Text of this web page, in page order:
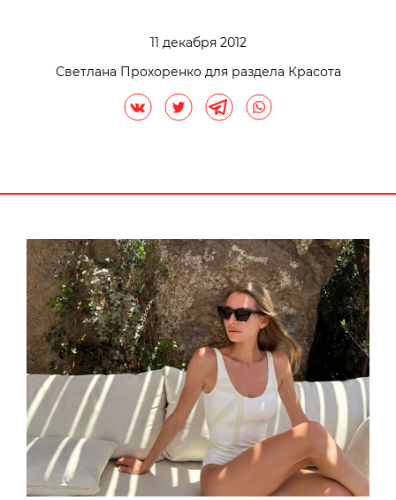
11 декабря 2012
Светлана Прохоренко для раздела Красота